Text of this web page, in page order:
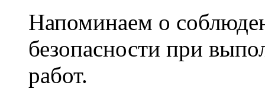
Напоминаем о
безопасности при
работ.